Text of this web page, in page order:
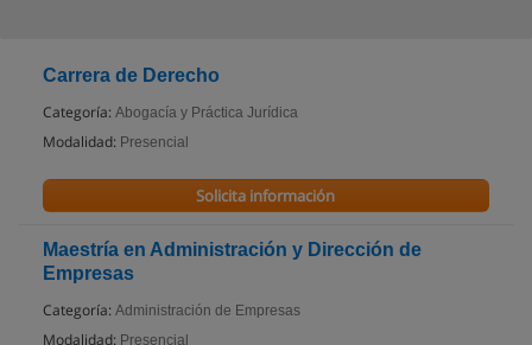
Carrera de Derecho
Categoría: Abogacía y Práctica Jurídica
Modalidad: Presencial
Solicita información
Maestría en Administración y Dirección de
Empresas
Categoría: Administración de Empresas
Modalidad: Presencial